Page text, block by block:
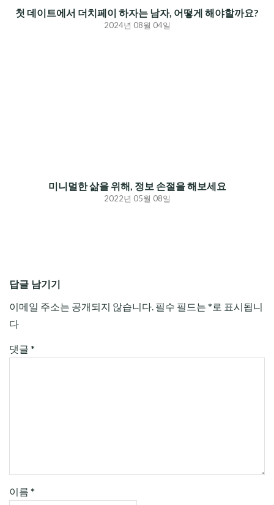
첫 데이트에서 더치페이 하자는 남자, 어떻게 해야할까요?
2024년 08월 04일
미니멀한 삶을 위해, 정보 손절을 해보세요
2022년 05월 08일
답글 남기기
이메일 주소는 공개되지 않습니다. 필수 필드는 * 로 표시됩니
다
댓글 *
이름 *